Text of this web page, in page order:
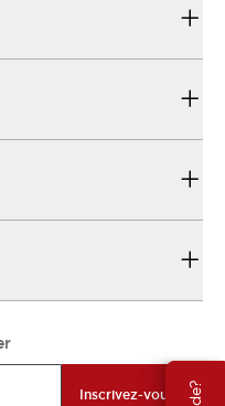
Inscrivez-vous